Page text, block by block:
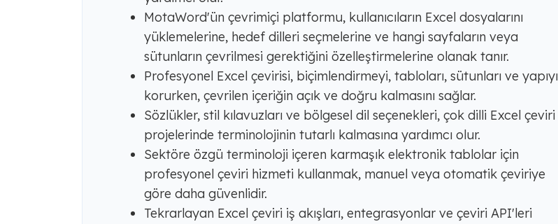
MotaWord'ün çevrimiçi platformu, kullanıcıların Excel dosyalarını
yüklemelerine, hedef dilleri seçmelerine ve hangi sayfaların veya
sütunların çevrilmesi gerektiğini özelleştirmelerine olanak tanır.
Profesyonel Excel çevirisi, biçimlendirmeyi, tabloları, sütunları ve yapıyı
korurken, çevrilen içeriğin açık ve doğru kalmasını sağlar.
Sözlükler, stil kılavuzları ve bölgesel dil seçenekleri, çok dilli Excel çeviri
projelerinde terminolojinin tutarlı kalmasına yardımcı olur.
Sektöre özgü terminoloji içeren karmaşık elektronik tablolar için
profesyonel çeviri hizmeti kullanmak, manuel veya otomatik çeviriye
göre daha güvenlidir.
Tekrarlayan Excel çeviri iş akışları, entegrasyonlar ve çeviri API'leri